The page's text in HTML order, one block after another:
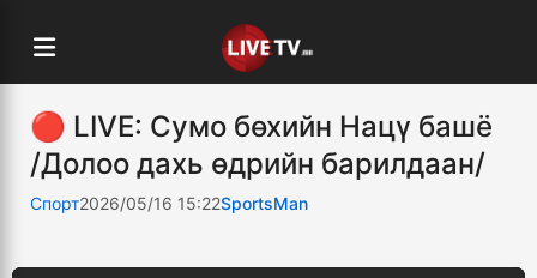
🔴 LIVE: Сумо бөхийн Нацү башё
/Долоо дахь өдрийн барилдаан/
Спорт2026/05/16 15:22SportsMan